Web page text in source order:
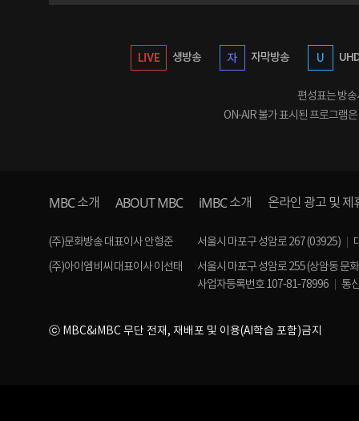
생방송 자막방송
편성표는 방송
ON-AIR 불가 표시된 프로그램
MBC소개 ABOUT MBC iMBC소개 온라인 광고 및 제
(주)문화방송 대표이사 안형준 서울시 마포구 성암로 267 (03925)
(주)아이엠비씨 대표이사 이선태
서울시 마포구 성암로 255 (상암동 문
사업자등록번호 107-81-78996
통
ⓒ MBC&iMBC 무단 전재, 재배포 및 이용(AI학습 포함)금지